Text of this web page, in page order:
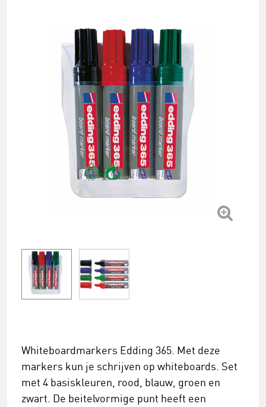
Whiteboardmarkers Edding 365. Met deze
markers kun je schrijven op whiteboards. Set
met 4 basiskleuren, rood, blauw, groen en
zwart. De beitelvormige punt heeft een